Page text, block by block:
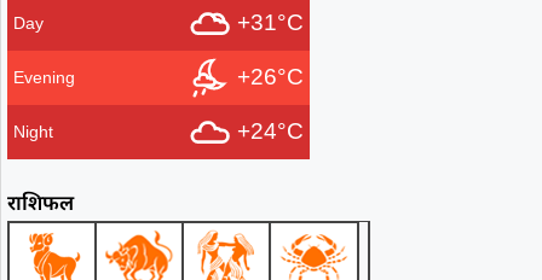
Day +31°C
Evening +26°C
Night +24°C
राशिफल